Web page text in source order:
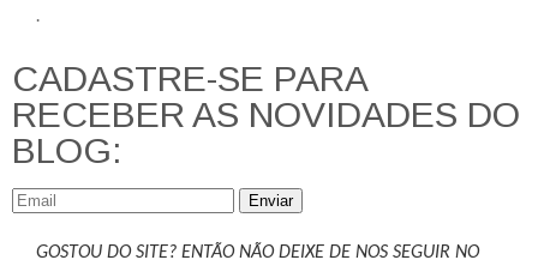
.
CADASTRE-SE PARA
RECEBER AS NOVIDADES DO
BLOG:
Enviar
GOSTOU DO SITE? ENTÃO NÃO DEIXE DE NOS SEGUIR NO